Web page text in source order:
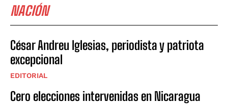
NACIÓN
César Andreu Iglesias, periodista y patriota
excepcional
EDITORIAL
Cero elecciones intervenidas en Nicaragua